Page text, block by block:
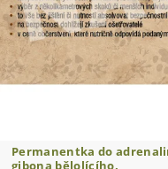
Permanentka do
gibona bělolícího.